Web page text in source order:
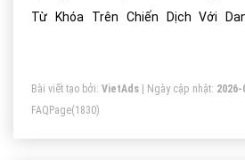
Từ Khóa Trên Chiến Dịch Với
Bài viết tạo bởi: VietAds | Ngày cập nhật: 2026-
FAQPage(1830)